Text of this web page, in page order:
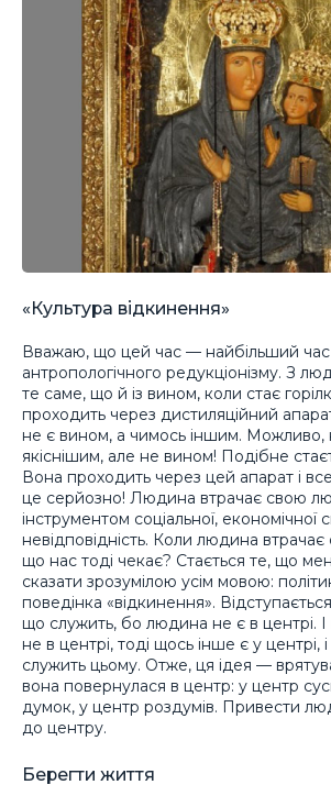
«Культура відкинення»
Вважаю, що цей час — найбільший час
антропологічного редукціонізму. З
те саме, що й із вином, коли стає
проходить через дистиляційний
не є вином, а чимось іншим. Можливо,
якіснішим, але не вином! Подібне
Вона проходить через цей апарат і
це серйозно! Людина втрачає свою
інструментом соціальної,
невідповідність. Коли людина
що нас тоді чекає? Стається те, що
сказати зрозумілою усім мовою:
поведінка «відкинення».
що служить, бо людина не є в центрі.
не в центрі, тоді щось інше є у центрі,
служить цьому. Отже, ця ідея —
вона повернулася в центр: у центр
думок, у центр роздумів. Привести
до центру.
Берегти життя